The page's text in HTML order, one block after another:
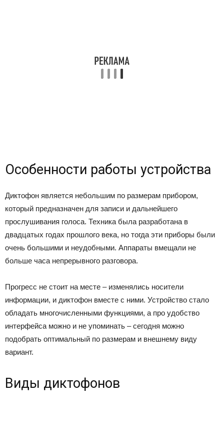
Особенности работы устройства
Диктофон является небольшим по размерам прибором,
который предназначен для записи и дальнейшего
прослушивания голоса. Техника была разработана в
двадцатых годах прошлого века, но тогда эти приборы были
очень большими и неудобными. Аппараты вмещали не
больше часа непрерывного разговора.
Прогресс не стоит на месте – изменялись носители
информации, и диктофон вместе с ними. Устройство стало
обладать многочисленными функциями, а про удобство
интерфейса можно и не упоминать – сегодня можно
подобрать оптимальный по размерам и внешнему виду
вариант.
Виды диктофонов